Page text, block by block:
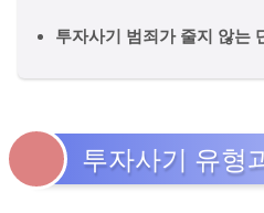
투자사기 범죄가 줄지 않는
투자사기 유형